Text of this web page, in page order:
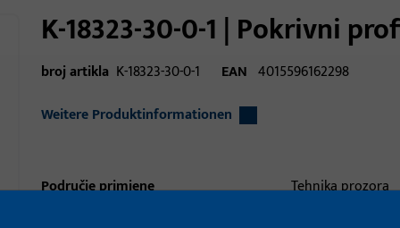
K-18323-30-0-1 | Pokrivni
broj artikla K-18323-30-0-1 EAN 4015596162298
Weitere Produktinformationen
Područje primjene
Tehnika prozora